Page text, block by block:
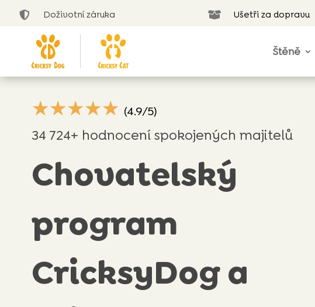
 Doživotní záruka  Ušetři za dopravu
Štěně
☆☆☆☆☆ (4.9/5)
34 724+ hodnocení spokojených majitelů
Chovatelský
program
CricksyDog a